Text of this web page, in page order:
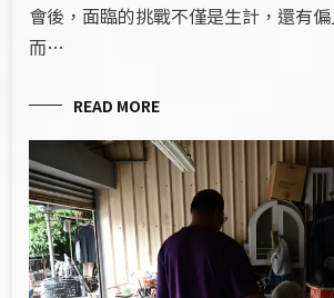
會後，面臨的挑戰不僅是生計，還有
而…
READ MORE